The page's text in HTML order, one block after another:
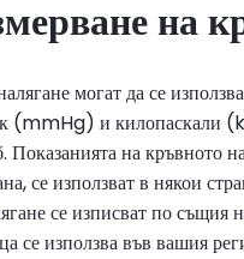
на
могат да се
(mmHg) и килопаскали
Показанията на кръвното
се използват в някои
се изписват по
се използва във вашия